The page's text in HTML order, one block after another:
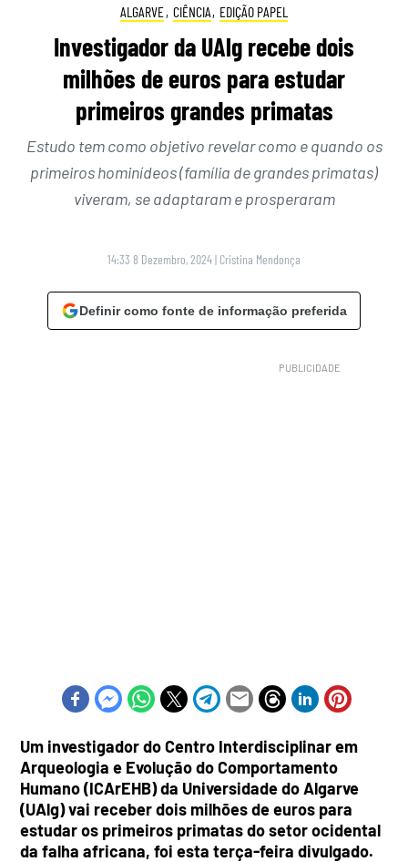
ALGARVE, CIÊNCIA, EDIÇÃO PAPEL
Investigador da UAlg recebe dois
milhões de euros para estudar
primeiros grandes primatas
Estudo tem como objetivo revelar como e quando os
primeiros hominídeos (família de grandes primatas)
viveram, se adaptaram e prosperaram
14:33 8 Dezembro, 2024| Cristina Mendonça
Definir como fonte de informação preferida
Um investigador do Centro Interdisciplinar em
Arqueologia e Evolução do Comportamento
Humano (ICArEHB) da Universidade do Algarve
(UAlg) vai receber dois milhões de euros para
estudar os primeiros primatas do setor ocidental
da falha africana, foi esta terça-feira divulgado.